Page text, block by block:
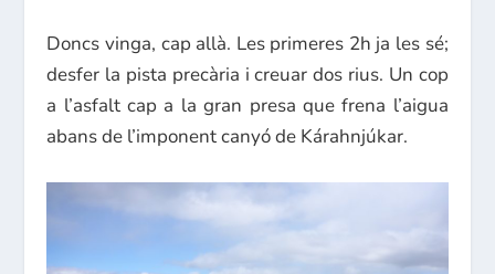
Doncs vinga, cap allà. Les primeres 2h ja les sé;
desfer la pista precària i creuar dos rius. Un cop
a l’asfalt cap a la gran presa que frena l’aigua
abans de l’imponent canyó de Kárahnjúkar.